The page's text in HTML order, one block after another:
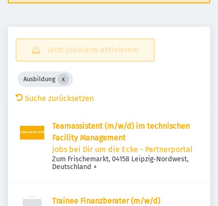
Jetzt Jobalarm aktivieren!
Ausbildung
Suche zurücksetzen
Teamassistent (m/w/d) im technischen
Facility Management
Jobs bei Dir um die Ecke - Partnerportal
Zum Frischemarkt, 04158 Leipzig-Nordwest,
Deutschland +
Trainee Finanzberater (m/w/d)